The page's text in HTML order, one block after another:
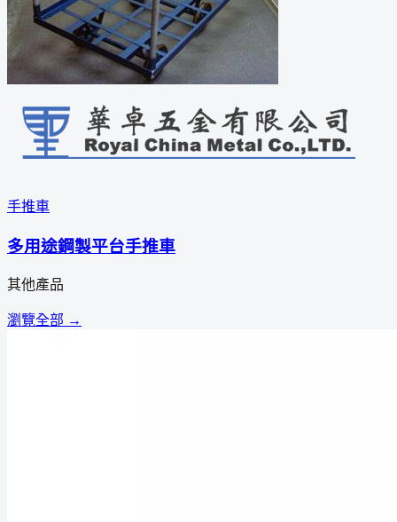
手推車
多用途鋼製平台手推車
其他產品
瀏覽全部 →